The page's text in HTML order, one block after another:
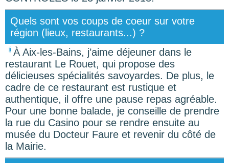
Quels sont vos coups de coeur sur votre
région (lieux, restaurants...) ?
À Aix-les-Bains, j’aime déjeuner dans le
restaurant Le Rouet, qui propose des
délicieuses spécialités savoyardes. De plus, le
cadre de ce restaurant est rustique et
authentique, il offre une pause repas agréable.
Pour une bonne balade, je conseille de prendre
la rue du Casino pour se rendre ensuite au
musée du Docteur Faure et revenir du côté de
la Mairie.